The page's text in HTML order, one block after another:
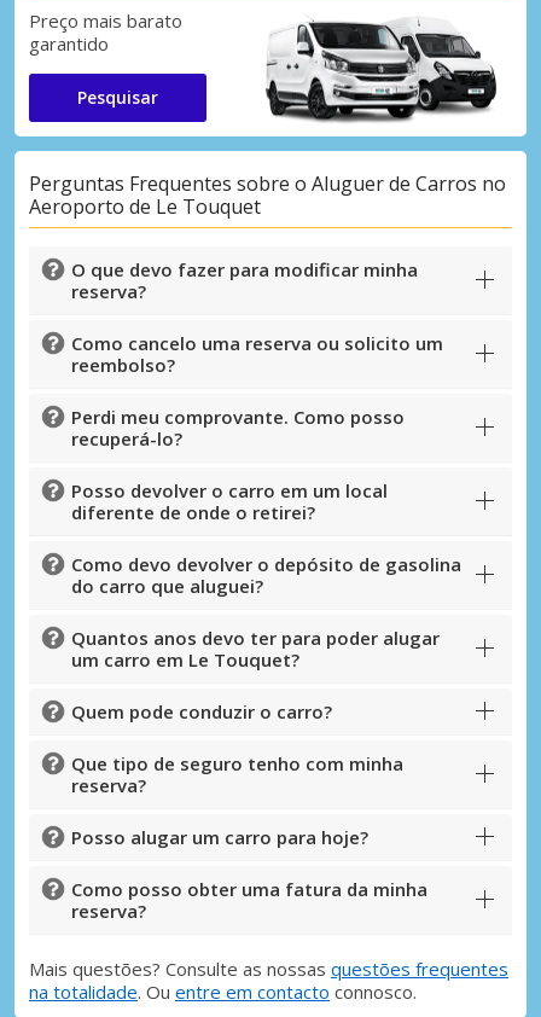
Preço mais barato
garantido
Pesquisar
Perguntas Frequentes sobre o Aluguer de Carros no
Aeroporto de Le Touquet
O que devo fazer para modificar minha
reserva?
Como cancelo uma reserva ou solicito um
reembolso?
Perdi meu comprovante. Como posso
recuperá-lo?
Posso devolver o carro em um local
diferente de onde o retirei?
Como devo devolver o depósito de gasolina
do carro que aluguei?
Quantos anos devo ter para poder alugar
um carro em Le Touquet?
Quem pode conduzir o carro?
Que tipo de seguro tenho com minha
reserva?
Posso alugar um carro para hoje?
Como posso obter uma fatura da minha
reserva?
Mais questões? Consulte as nossas questões frequentes
na totalidade. Ou entre em contacto connosco.